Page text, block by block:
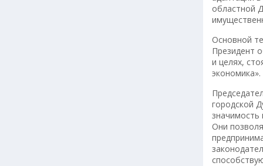
областной
Основной
Президент
и целях,
экономика».
городской
значимость
Они